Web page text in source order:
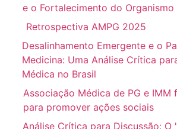
e o Fortalecimento do Organismo
Retrospectiva AMPG 2025
Desalinhamento Emergente e o
Medicina: Uma Análise Crítica
Médica no Brasil
Associação Médica de PG e IMM
para promover ações sociais
Análise Crítica para Discussão: O